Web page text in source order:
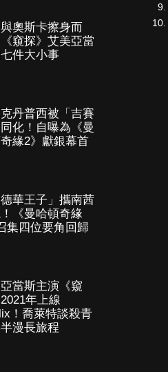
奧斯卡擦身而
窺探》艾美亞當
件大小事
丹普西被「吉賽
化！自曝為《曼
緣2》獻銀幕首
德華王子」攜南茜
《曼哈頓奇緣
集四位要角回歸
當斯主演《窺
年上線
！喬萊特談殺青
漫長旅程